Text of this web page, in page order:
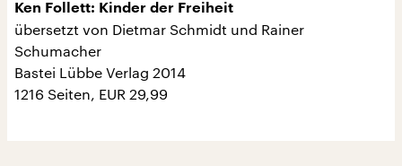
Ken Follett: Kinder der Freiheit
übersetzt von Dietmar Schmidt und Rainer
Schumacher
Bastei Lübbe Verlag 2014
1216 Seiten, EUR 29,99